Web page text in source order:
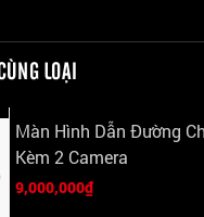
LOẠI
Màn Hình Dẫn Đường
Kèm 2 Camera
9,000,000₫